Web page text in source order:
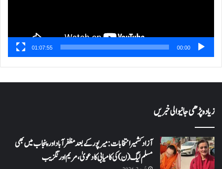
00:00
01:07:55
زیادہ پڑھی جانیوالی خبریں
آزاد کشمیر انتخابات: میرپور کے بعد مظفرآباد اور پنجاب میں بھی
مسلم لیگ (ن) کی کامیابی کا دعویٰ، مریم اورنگزیب